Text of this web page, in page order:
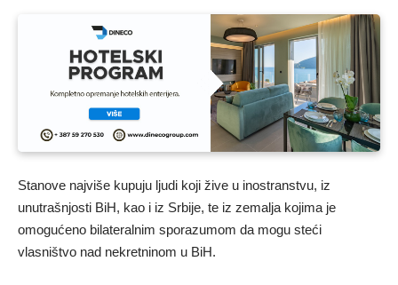
Stanove najviše kupuju ljudi koji žive u inostranstvu, iz
unutrašnjosti BiH, kao i iz Srbije, te iz zemalja kojima je
omogućeno bilateralnim sporazumom da mogu steći
vlasništvo nad nekretninom u BiH.